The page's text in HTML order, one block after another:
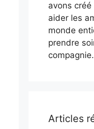
avons
aider les
monde
prendre
compagnie.
Articles